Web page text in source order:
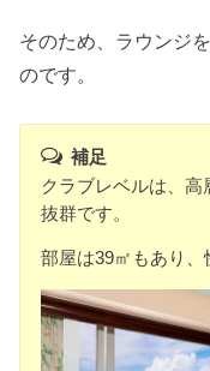
そのため、ラウンジ
のです。
補足
クラブレベルは、
抜群です。
部屋は39㎡もあり、